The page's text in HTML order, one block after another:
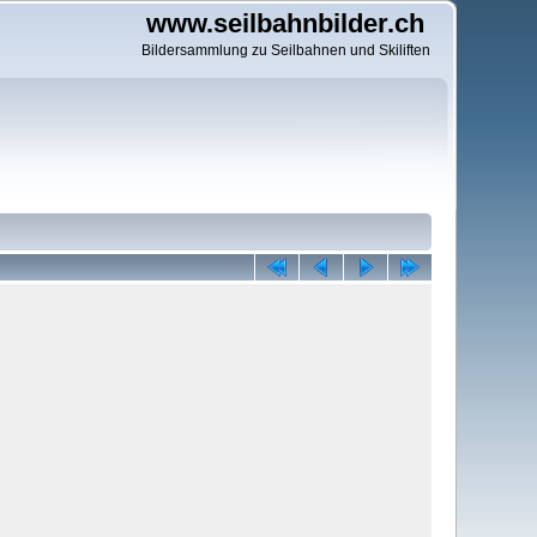
www.seilbahnbilder.ch
Bildersammlung zu Seilbahnen und Skiliften